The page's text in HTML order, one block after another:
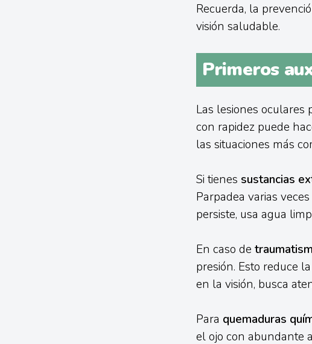
Recuerda, la
visión saludable.
Primeros
Las lesiones oculares
con rapidez puede
las situaciones más
Si tienes sustancias
Parpadea varias
persiste, usa agua
En caso de
presión. Esto reduce
en la visión, busca
Para quemaduras
el ojo con abundante